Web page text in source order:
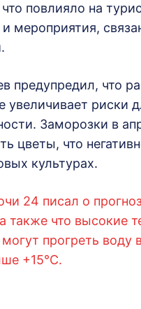
повлияло на
и мероприятия,
предупредил, что
увеличивает риски
Заморозки в
цветы, что
культурах.
24 писал о
также что высокие
могут прогреть воду
+15°C.